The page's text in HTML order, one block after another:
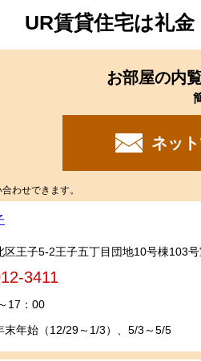
UR賃貸住宅は礼
お部屋の内
ネッ
わせできます。
区王子5‐2王子五丁目団地10号棟103
3411
17：00
末年始（12/29～1/3）、5/3～5/5